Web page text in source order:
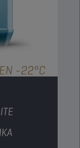
-22°C
het hele